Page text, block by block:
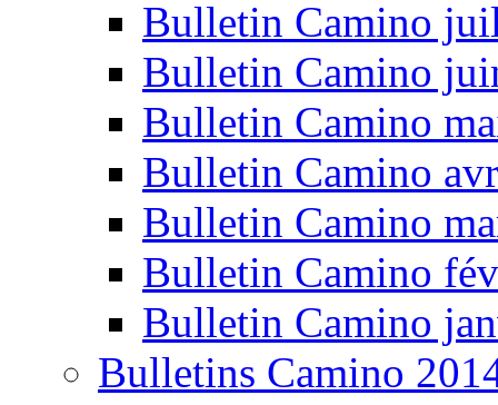
Bulletin Camino
Bulletin Camino
Bulletin Camino
Bulletin Camino
Bulletin Camino
Bulletin Camino
Bulletin Camino
Bulletins Camino